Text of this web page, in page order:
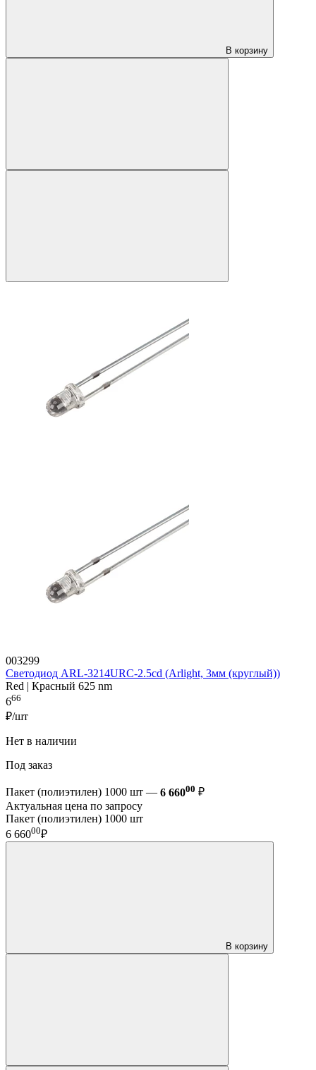
В корзину
003299
Светодиод ARL-3214URC-2.5cd (Arlight, 3мм (круглый))
Red | Красный 625 nm
666
₽/шт
Нет в наличии
Под заказ
Пакет (полиэтилен) 1000 шт — 6 66000 ₽
Актуальная цена по запросу
Пакет (полиэтилен) 1000 шт
6 66000₽
В корзину